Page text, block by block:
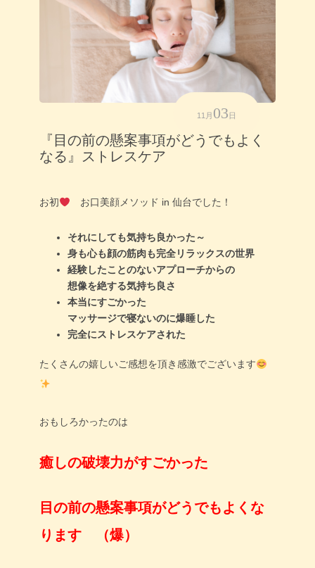
11月 03 日
『目の前の懸案事項がどうでもよく
なる』ストレスケア
お初 お口美顔メソッド in 仙台でした！
それにしても気持ち良かった～
身も心も顔の筋肉も完全リラックスの世界
経験したことのないアプローチからの
想像を絶する気持ち良さ
本当にすごかった
マッサージで寝ないのに爆睡した
完全にストレスケアされた
たくさんの嬉しいご感想を頂き感激でございます
おもしろかったのは
癒しの破壊力がすごかった
目の前の懸案事項がどうでもよくな
ります （爆）